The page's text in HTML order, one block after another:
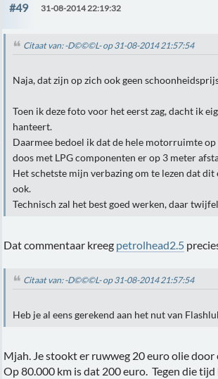
#49 31-08-2014 22:19:32
Citaat van: -D©©©L- op 31-08-2014 21:57:54
Naja, dat zijn op zich ook geen
Toen ik deze foto voor het eerst zag, dacht ik
hanteert.
Daarmee bedoel ik dat de hele motorruimte
doos met LPG componenten er op 3 meter
Het schetste mijn verbazing om te lezen dat
ook.
Technisch zal het best goed werken, daar
Dat commentaar kreeg petrolhead2.5
Citaat van: -D©©©L- op 31-08-2014 21:57:54
Heb je al eens gerekend aan het nut van
Mjah. Je stookt er ruwweg 20 euro olie door
Op 80.000 km is dat 200 euro. Tegen die